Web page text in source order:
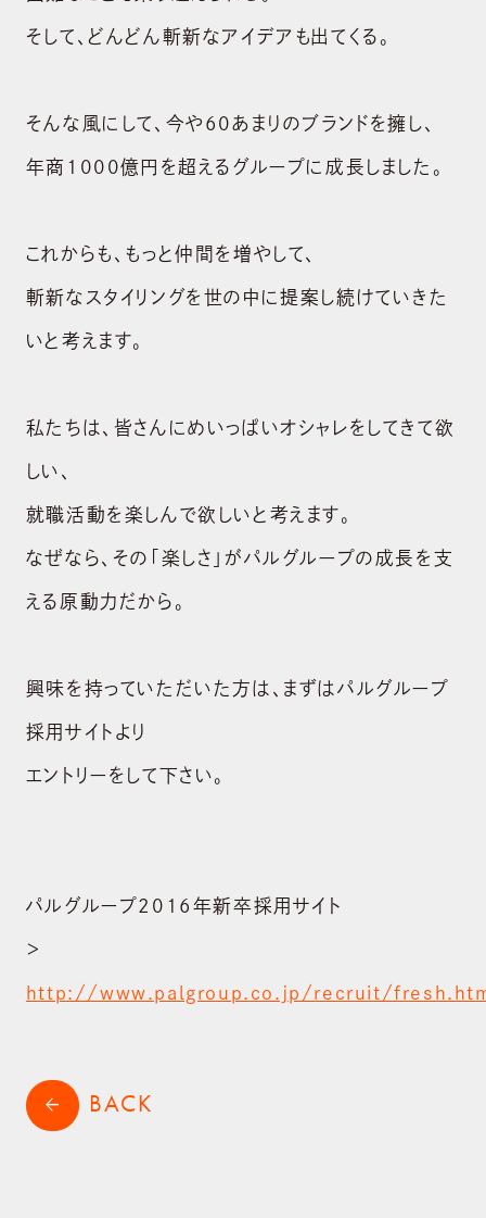
ABOUT US
ブランド
RECRUIT
CONTACT
shopping_cart
arrow_back BACK
そして、どんどん斬新なアイデアも出てくる。
そんな風にして、今や60あまりのブランドを擁し、
年商1000億円を超えるグループに成長しました。
これからも、もっと仲間を増やして、
斬新なスタイリングを世の中に提案し続けていきた
いと考えます。
私たちは、皆さんにめいっぱいオシャレをしてきて欲
しい、
就職活動を楽しんで欲しいと考えます。
なぜなら、その「楽しさ」がパルグループの成長を支
える原動力だから。
興味を持っていただいた方は、まずはパルグループ
採用サイトより
エントリーをして下さい。
パルグループ2016年新卒採用サイト
＞
http://www.palgroup.co.jp/recruit/